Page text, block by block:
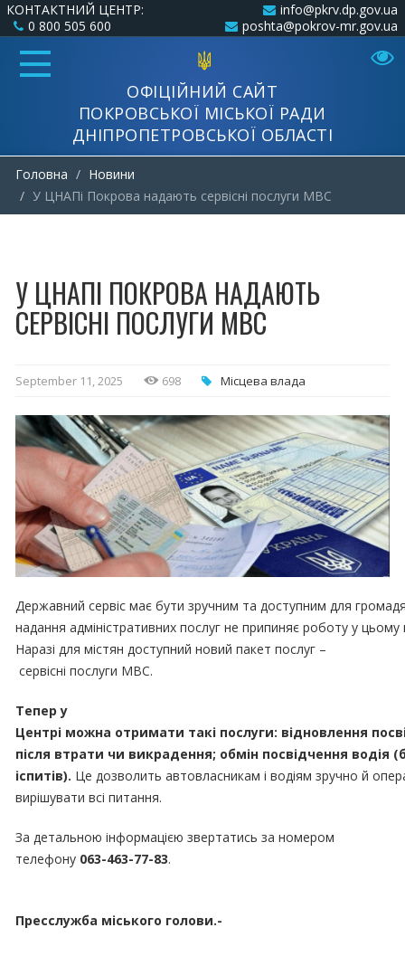
КОНТАКТНИЙ ЦЕНТР:
0 800 505 600
info@pkrv.dp.gov.ua
poshta@pokrov-mr.gov.ua
ОФІЦІЙНИЙ САЙТ
ПОКРОВСЬКОЇ МІСЬКОЇ РАДИ
ДНІПРОПЕТРОВСЬКОЇ ОБЛАСТІ
Головна
Новини
У ЦНАПі Покрова надають сервісні послуги МВС
У ЦНАПІ ПОКРОВА НАДАЮТЬ
СЕРВІСНІ ПОСЛУГИ МВС
September 11, 2025 698 Місцева влада
Державний сервіс має бути зручним та доступним для
надання адміністративних послуг не припиняє роботу у цьому
Наразі для містян доступний новий пакет послуг –
сервісні послуги МВС.
Тепер у
Центрі можна отримати такі послуги: відновлення
після втрати чи викрадення; обмін посвідчення водія
іспитів). Це дозволить автовласникам і водіям зручно й
вирішувати всі питання.
За детальною інформацією звертатись за номером
телефону 063-463-77-83.
Пресслужба міського голови.-